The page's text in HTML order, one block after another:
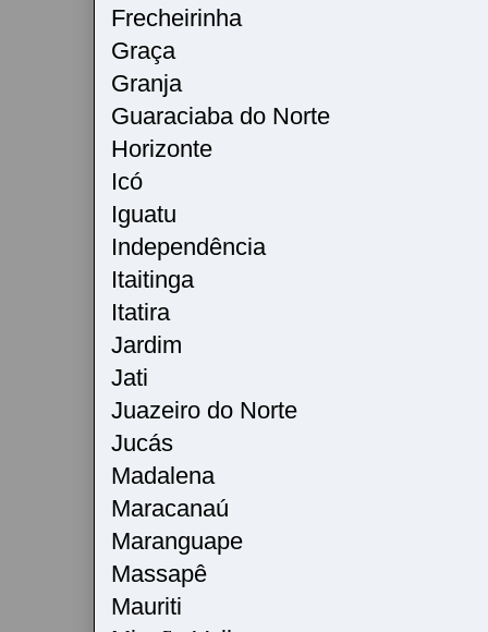
Frecheirinha
Graça
Granja
Guaraciaba do Norte
Horizonte
Icó
Iguatu
Independência
Itaitinga
Itatira
Jardim
Jati
Juazeiro do Norte
Jucás
Madalena
Maracanaú
Maranguape
Massapê
Mauriti